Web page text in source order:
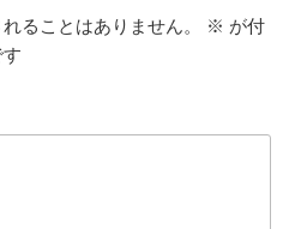
ることはありません。 ※ が付